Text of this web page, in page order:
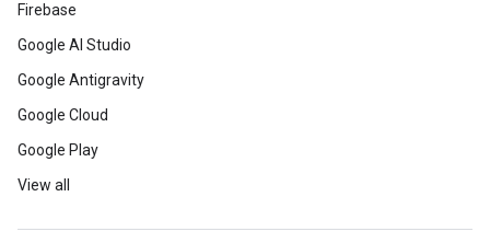
Firebase
Google AI Studio
Google Antigravity
Google Cloud
Google Play
View all